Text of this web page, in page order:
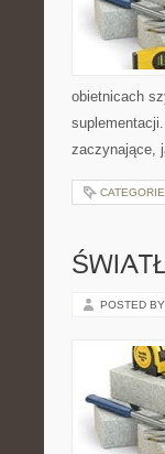
obietnicach
zaczynające,
POSTED